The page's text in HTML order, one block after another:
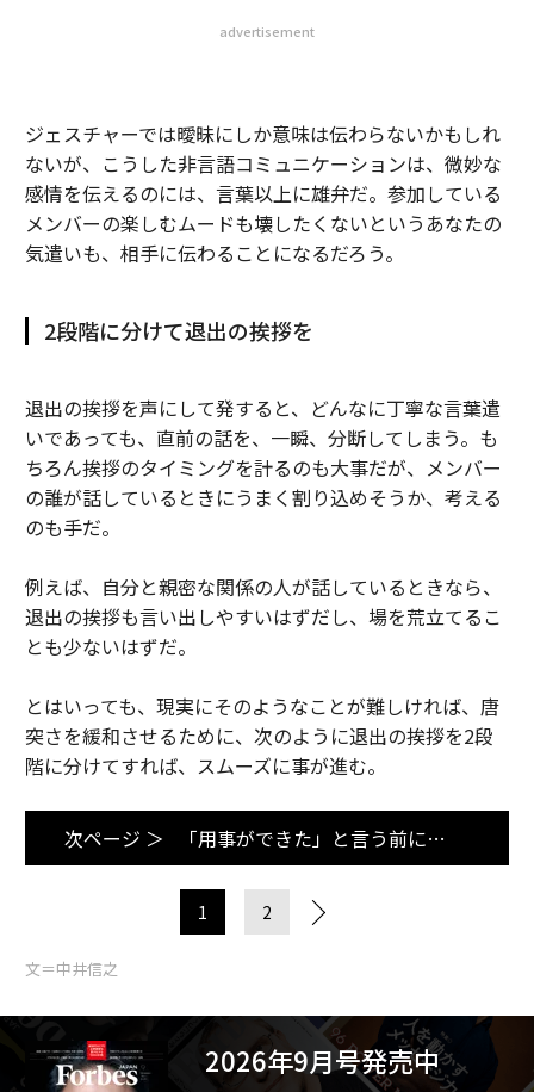
advertisement
ジェスチャーでは曖昧にしか意味は伝わらないかもしれ
ないが、こうした非言語コミュニケーションは、微妙な
感情を伝えるのには、言葉以上に雄弁だ。参加している
メンバーの楽しむムードも壊したくないというあなたの
気遣いも、相手に伝わることになるだろう。
2段階に分けて退出の挨拶を
退出の挨拶を声にして発すると、どんなに丁寧な言葉遣
いであっても、直前の話を、一瞬、分断してしまう。も
ちろん挨拶のタイミングを計るのも大事だが、メンバー
の誰が話しているときにうまく割り込めそうか、考える
のも手だ。
例えば、自分と親密な関係の人が話しているときなら、
退出の挨拶も言い出しやすいはずだし、場を荒立てるこ
とも少ないはずだ。
とはいっても、現実にそのようなことが難しければ、唐
突さを緩和させるために、次のように退出の挨拶を2段
階に分けてすれば、スムーズに事が進む。
次ページ ＞ 「用事ができた」と言う前に…
1 2
文＝中井信之
2026年9月号発売中